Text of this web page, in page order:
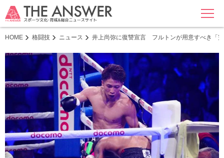
MENU
HOME 格闘技 ニュース 井上尚弥に復讐宣言 フルトンが用意すべき「